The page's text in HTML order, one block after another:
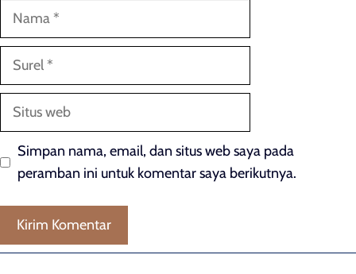
Nama
Surel
Situs
Simpan nama, email, dan situs web saya pada
peramban ini untuk komentar saya berikutnya.